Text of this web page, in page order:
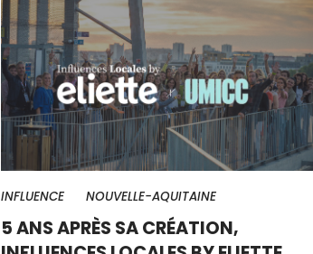
INFLUENCE NOUVELLE-AQUITAINE
5 ANS APRÈS SA CRÉATION,